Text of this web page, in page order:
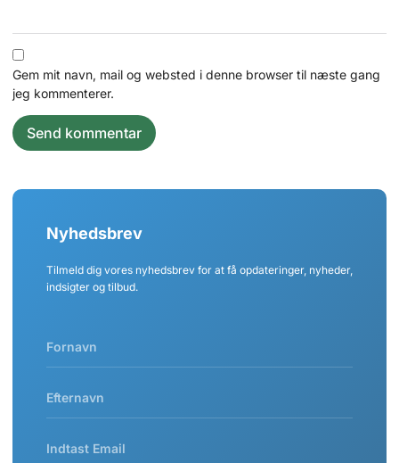
Gem mit navn, mail og websted i denne browser til næste gang
jeg kommenterer.
Nyhedsbrev
Tilmeld dig vores nyhedsbrev for at få opdateringer, nyheder,
indsigter og tilbud.